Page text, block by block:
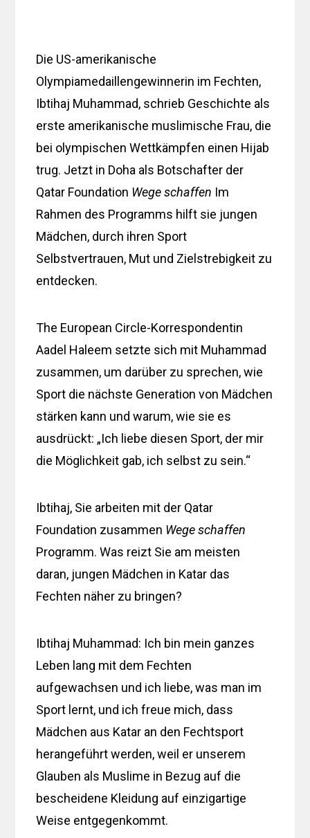
Die US-amerikanische
Olympiamedaillengewinnerin im Fechten,
Ibtihaj Muhammad, schrieb Geschichte als
erste amerikanische muslimische Frau, die
bei olympischen Wettkämpfen einen Hijab
trug. Jetzt in Doha als Botschafter der
Qatar Foundation Wege schaffen Im
Rahmen des Programms hilft sie jungen
Mädchen, durch ihren Sport
Selbstvertrauen, Mut und Zielstrebigkeit zu
entdecken.
The European Circle-Korrespondentin
Aadel Haleem setzte sich mit Muhammad
zusammen, um darüber zu sprechen, wie
Sport die nächste Generation von Mädchen
stärken kann und warum, wie sie es
ausdrückt: „Ich liebe diesen Sport, der mir
die Möglichkeit gab, ich selbst zu sein.“
Ibtihaj, Sie arbeiten mit der Qatar
Foundation zusammen Wege schaffen
Programm. Was reizt Sie am meisten
daran, jungen Mädchen in Katar das
Fechten näher zu bringen?
Ibtihaj Muhammad: Ich bin mein ganzes
Leben lang mit dem Fechten
aufgewachsen und ich liebe, was man im
Sport lernt, und ich freue mich, dass
Mädchen aus Katar an den Fechtsport
herangeführt werden, weil er unserem
Glauben als Muslime in Bezug auf die
bescheidene Kleidung auf einzigartige
Weise entgegenkommt.